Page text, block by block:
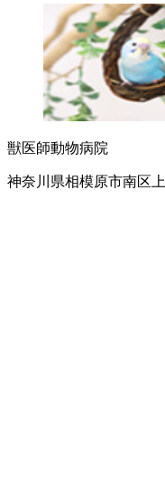
獣医師動物病院
神奈川県相模原市南区